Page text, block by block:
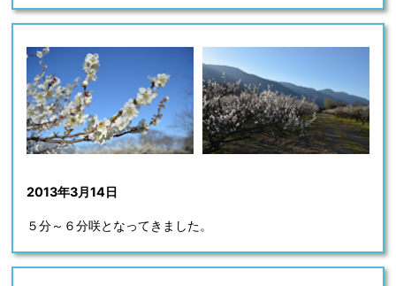
2013年3月14日
５分～６分咲となってきました。